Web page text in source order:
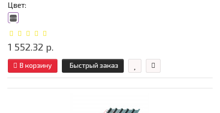
Цвет:
1 552.32 р.
В корзину Быстрый заказ